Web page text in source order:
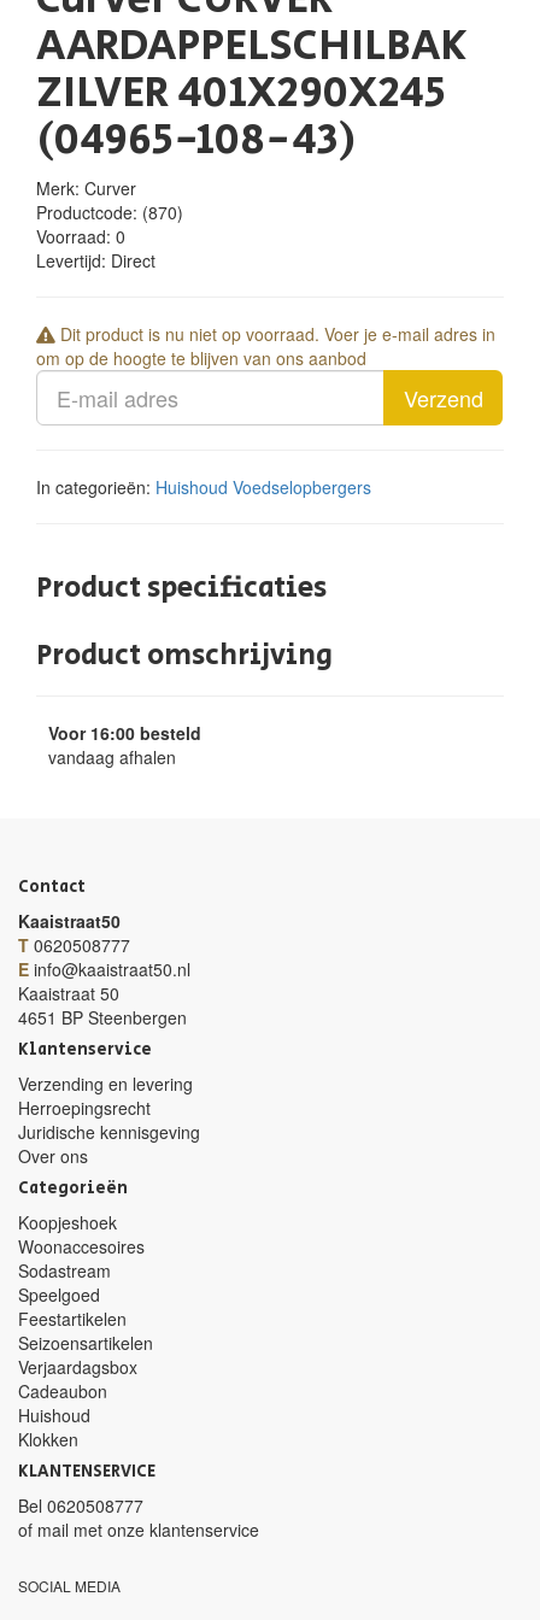
AARDAPPELSCHILBAK
ZILVER 401X290X245
(04965-108-43)
Merk: Curver
Productcode: (870)
Voorraad: 0
Levertijd: Direct
Dit product is nu niet op voorraad. Voer je e-mail adres in
om op de hoogte te blijven van ons aanbod
Verzend
In categorieën: Huishoud Voedselopbergers
Product specificaties
Product omschrijving
Voor 16:00 besteld
vandaag afhalen
Contact
Kaaistraat50
T 0620508777
E info@kaaistraat50.nl
Kaaistraat 50
4651 BP Steenbergen
Klantenservice
Verzending en levering
Herroepingsrecht
Juridische kennisgeving
Over ons
Categorieën
Koopjeshoek
Woonaccesoires
Sodastream
Speelgoed
Feestartikelen
Seizoensartikelen
Verjaardagsbox
Cadeaubon
Huishoud
Klokken
KLANTENSERVICE
Bel 0620508777
of mail met onze klantenservice
SOCIAL MEDIA